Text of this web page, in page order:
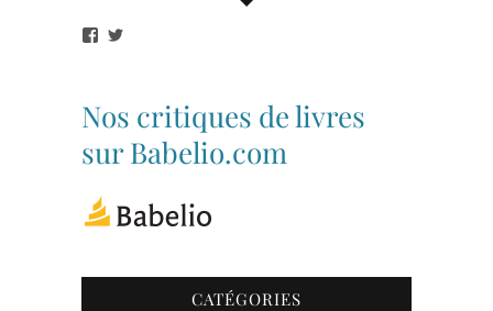
Voir
bibliothequetubize
sur
Facebook
Tuclasakoi
sur
Twitter
Nos critiques de livres
sur Babelio.com
CATÉGORIES